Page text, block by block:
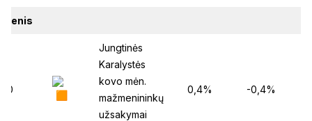
Jungtinės
Karalystės
kovo mėn.
mažmenininkų
užsakymai
0,4% -0,4%